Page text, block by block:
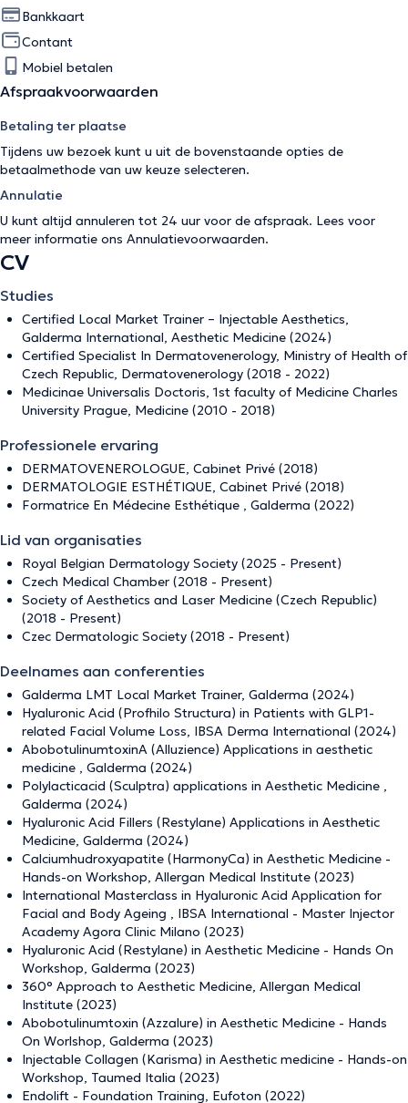
Bankkaart
Contant
Mobiel betalen
Afspraakvoorwaarden
Betaling ter plaatse
Tijdens uw bezoek kunt u uit de bovenstaande opties de
betaalmethode van uw keuze selecteren.
Annulatie
U kunt altijd annuleren tot 24 uur voor de afspraak. Lees voor
meer informatie ons Annulatievoorwaarden.
CV
Studies
Certified Local Market Trainer – Injectable Aesthetics,
Galderma International, Aesthetic Medicine (2024)
Certified Specialist In Dermatovenerology, Ministry of Health of
Czech Republic, Dermatovenerology (2018 - 2022)
Medicinae Universalis Doctoris, 1st faculty of Medicine Charles
University Prague, Medicine (2010 - 2018)
Professionele ervaring
DERMATOVENEROLOGUE, Cabinet Privé (2018)
DERMATOLOGIE ESTHÉTIQUE, Cabinet Privé (2018)
Formatrice En Médecine Esthétique , Galderma (2022)
Lid van organisaties
Royal Belgian Dermatology Society (2025 - Present)
Czech Medical Chamber (2018 - Present)
Society of Aesthetics and Laser Medicine (Czech Republic)
(2018 - Present)
Czec Dermatologic Society (2018 - Present)
Deelnames aan conferenties
Galderma LMT Local Market Trainer, Galderma (2024)
Hyaluronic Acid (Profhilo Structura) in Patients with GLP1-
related Facial Volume Loss, IBSA Derma International (2024)
AbobotulinumtoxinA (Alluzience) Applications in aesthetic
medicine , Galderma (2024)
Polylacticacid (Sculptra) applications in Aesthetic Medicine ,
Galderma (2024)
Hyaluronic Acid Fillers (Restylane) Applications in Aesthetic
Medicine, Galderma (2024)
Calciumhudroxyapatite (HarmonyCa) in Aesthetic Medicine -
Hands-on Workshop, Allergan Medical Institute (2023)
International Masterclass in Hyaluronic Acid Application for
Facial and Body Ageing , IBSA International - Master Injector
Academy Agora Clinic Milano (2023)
Hyaluronic Acid (Restylane) in Aesthetic Medicine - Hands On
Workshop, Galderma (2023)
360° Approach to Aesthetic Medicine, Allergan Medical
Institute (2023)
Abobotulinumtoxin (Azzalure) in Aesthetic Medicine - Hands
On Worlshop, Galderma (2023)
Injectable Collagen (Karisma) in Aesthetic medicine - Hands-on
Workshop, Taumed Italia (2023)
Endolift - Foundation Training, Eufoton (2022)